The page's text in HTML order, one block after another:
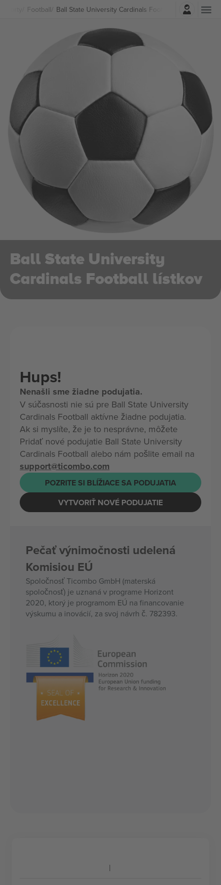
Football Ball State University Cardinals Football lístkov
Prihlásenie
Ball State University
Cardinals Football lístkov
Hups!
Nenašli sme žiadne podujatia.
V súčasnosti nie sú pre Ball State University
Cardinals Football aktívne žiadne podujatia.
Ak si myslíte, že je to nesprávne, môžete
Pridať nové podujatie Ball State University
Cardinals Football alebo nám pošlite email na
support@ticombo.com
POZRITE SI BLÍŽIACE SA PODUJATIA
VYTVORIŤ NOVÉ PODUJATIE
Pečať výnimočnosti udelená
Komisiou EÚ
Spoločnosť Ticombo GmbH (materská
spoločnosť) je uznaná v programe Horizont
2020, ktorý je programom EÚ na financovanie
výskumu a inovácií, za svoj návrh č. 782393.